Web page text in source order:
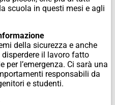
scuola in questi mesi e agli
della sicurezza e anche
il lavoro fatto
l’emergenza. Ci sarà una
responsabili da
e studenti.